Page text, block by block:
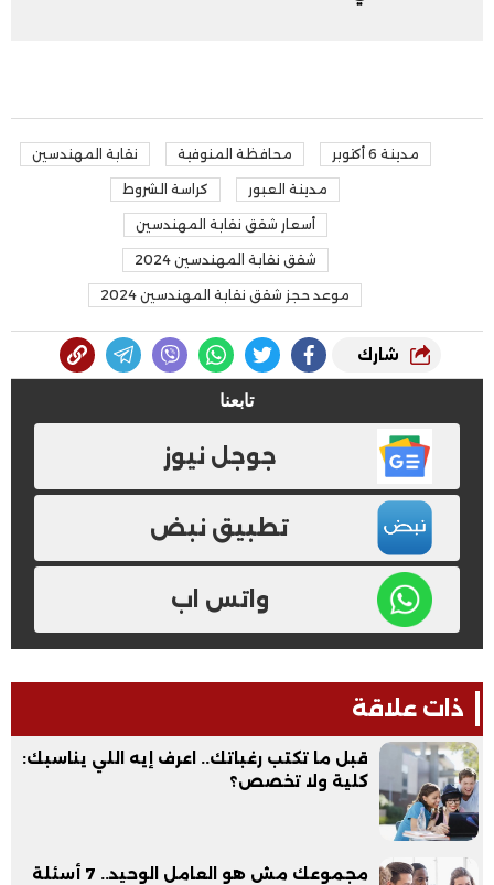
مدينة 6 أكتوبر محافظة المنوفية نقابة المهندسين
مدينة العبور كراسة الشروط
أسعار شقق نقابة المهندسين
شقق نقابة المهندسين 2024
موعد حجز شقق نقابة المهندسين 2024
شارك
تابعنا
جوجل نيوز
تطبيق نبض
واتس اب
ذات علاقة
قبل ما تكتب رغباتك.. اعرف إيه اللي يناسبك:
كلية ولا تخصص؟
مجموعك مش هو العامل الوحيد.. 7 أسئلة